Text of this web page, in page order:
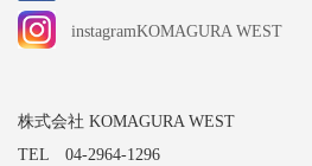
instagramKOMAGURA WEST
株式会社 KOMAGURA WEST
TEL 04-2964-1296